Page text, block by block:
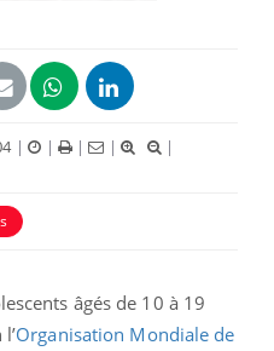
| | | |
|
âgés de 10 à 19
Organisation Mondiale de